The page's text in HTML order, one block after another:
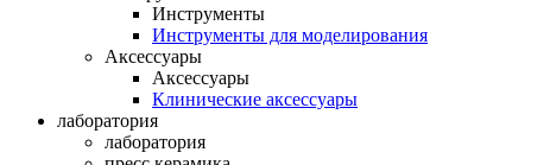
Инструменты
Инструменты для моделирования
Аксессуары
Аксессуары
Клинические аксессуары
лаборатория
лаборатория